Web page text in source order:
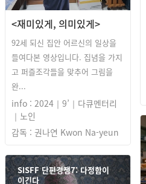
<재미있게, 의미있게>
92세 되신 집안 어르신의 일상을
들여다본 영상입니다. 집념을 가지
고 퍼즐조각들을 맞추어 그림을
완...
info : 2024｜9’｜다큐멘터리
｜노인
감독 : 권나연 Kwon Na-yeun
SISFF 단편경쟁7: 다정함이
이긴다